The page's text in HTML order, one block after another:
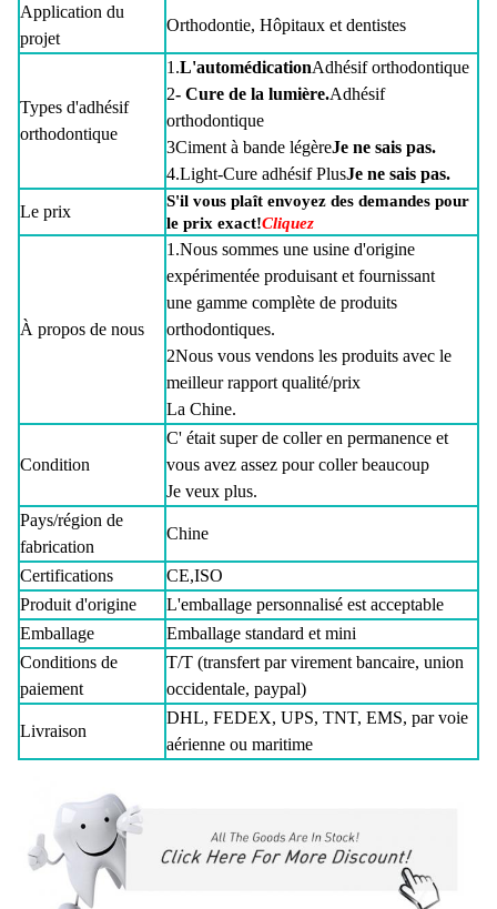
Application du
projet
Orthodontie, Hôpitaux et dentistes
Types d'adhésif
orthodontique
1.L'automédicationAdhésif orthodontique
2- Cure de la lumière.Adhésif
orthodontique
3Ciment à bande légèreJe ne sais pas.
4.Light-Cure adhésif PlusJe ne sais pas.
Le prix
S'il vous plaît envoyez des demandes pour
le prix exact!Cliquez
À propos de nous
1.Nous sommes une usine d'origine
expérimentée produisant et fournissant
une gamme complète de produits
orthodontiques.
2Nous vous vendons les produits avec le
meilleur rapport qualité/prix
La Chine.
Condition
C' était super de coller en permanence et
vous avez assez pour coller beaucoup
Je veux plus.
Pays/région de
fabrication
Chine
Certifications
CE,ISO
Produit d'origine
L'emballage personnalisé est acceptable
Emballage
Emballage standard et mini
Conditions de
paiement
T/T (transfert par virement bancaire, union
occidentale, paypal)
Livraison
DHL, FEDEX, UPS, TNT, EMS, par voie
aérienne ou maritime